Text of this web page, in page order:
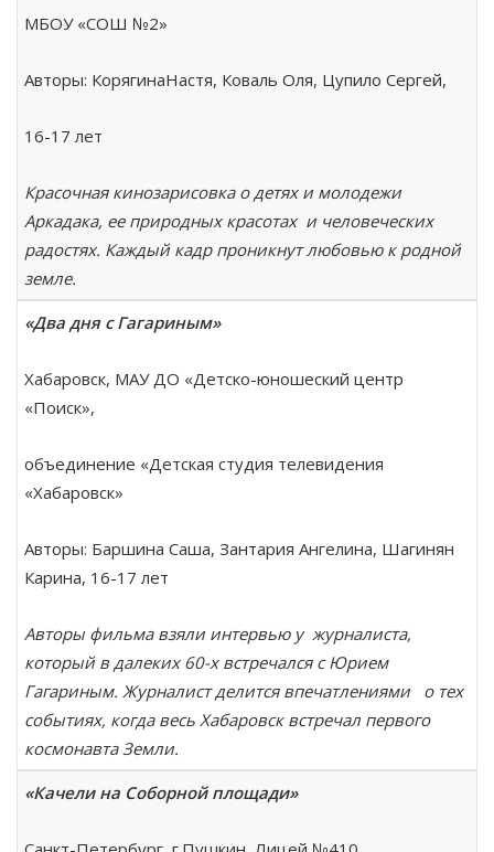
МБОУ «СОШ №2»
Авторы: КорягинаНастя, Коваль Оля, Цупило Сергей,
16-17 лет
Красочная кинозарисовка о детях и молодежи
Аркадака, ее природных красотах и человеческих
радостях. Каждый кадр проникнут любовью к родной
земле.
«Два дня с Гагариным»
Хабаровск, МАУ ДО «Детско-юношеский центр
«Поиск»,
объединение «Детская студия телевидения
«Хабаровск»
Авторы: Баршина Саша, Зантария Ангелина, Шагинян
Карина, 16-17 лет
Авторы фильма взяли интервью у журналиста,
который в далеких 60-х встречался с Юрием
Гагариным. Журналист делится впечатлениями о тех
событиях, когда весь Хабаровск встречал первого
космонавта Земли.
«Качели на Соборной площади»